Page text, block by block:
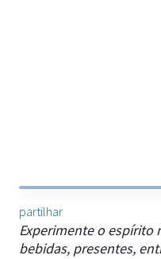
partilhar
Experimente o espírito
bebidas, presentes,